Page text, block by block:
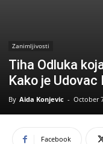
Zanimljivosti
Tiha Odluka
Kako je
By Aida Konjevic - October
Facebook